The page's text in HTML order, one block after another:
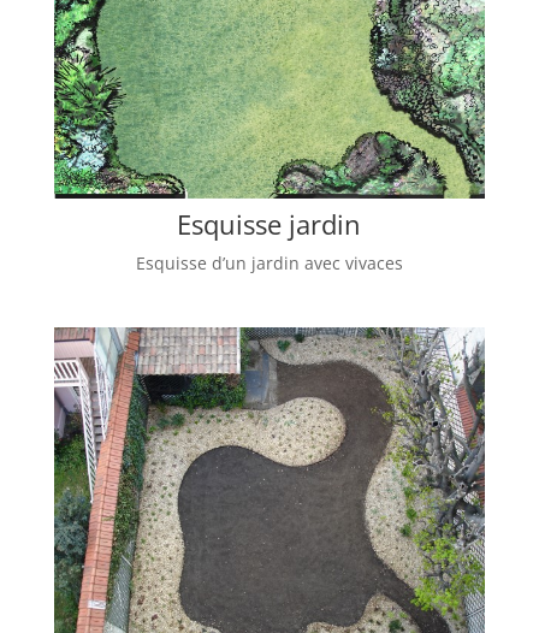
Esquisse jardin
Esquisse d’un jardin avec vivaces